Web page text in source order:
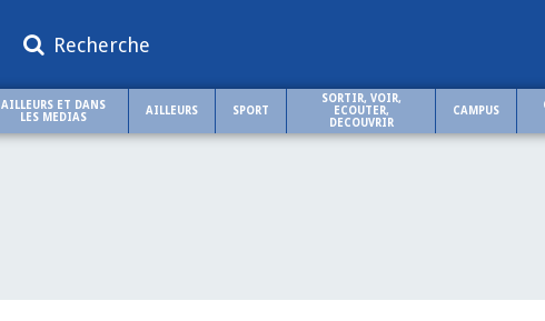
Recherche
AILLEURS ET DANS
LES MEDIAS
AILLEURS SPORT
SORTIR, VOIR,
ECOUTER,
DECOUVRIR
CAMPUS